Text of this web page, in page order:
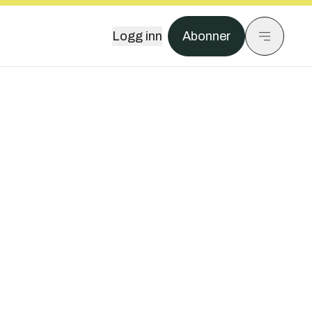
Logg inn Abonner